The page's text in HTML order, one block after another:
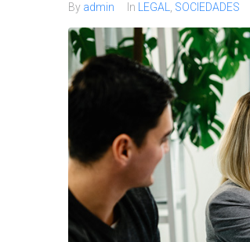
By admin In LEGAL, SOCIEDADES